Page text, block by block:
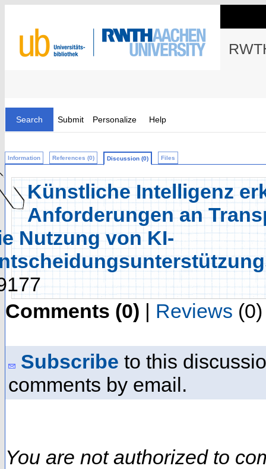
Search Submit Personalize Help
Information References (0) Discussion (0) Files
Künstliche Intelligenz
Anforderungen an
Nutzung von KI-
Comments (0) | Reviews (0)
Subscribe to this
comments by email.
You are not authorized to